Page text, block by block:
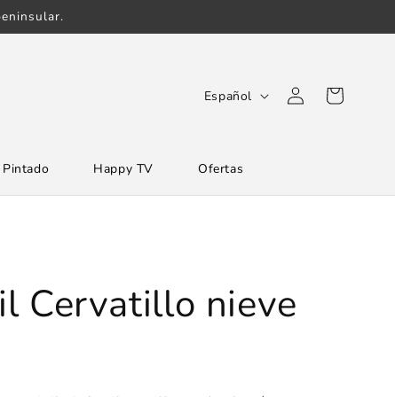
Happy TV Ofertas
o
m
Español
Iniciar
sesión
Carrito
Cervatillo nieve